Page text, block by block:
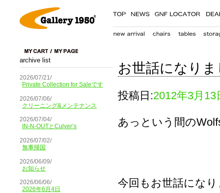
archive list
2026/07/21/
Private Collection for Saleです
2026/07/06/
クリーニング&メンテナンス
2026/07/04/
IN-N-OUTとCulver’s
2026/07/02/
無事帰国
2026/06/09/
お知らせ
2026/06/06/
2026年6月4日
お世話になり
投稿日:2012年3月13
あっという間の
今回もお世話にな